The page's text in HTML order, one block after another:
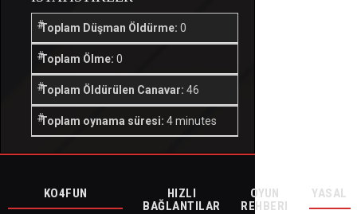
Toplam Düşman Öldürme: 0
Toplam Ölme: 0
Toplam Öldürülen Canavar: 46
Toplam oynama süresi: 4 minutes
KO4FUN
HIZLI
BAĞLANTILAR
OYUN
REHBERI
YASAL